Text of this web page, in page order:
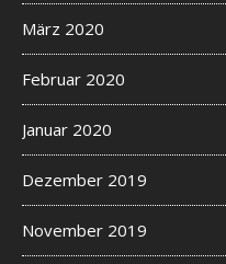
t
t
e
s
r
v
März 2020
Februar 2020
Januar 2020
Dezember 2019
November 2019